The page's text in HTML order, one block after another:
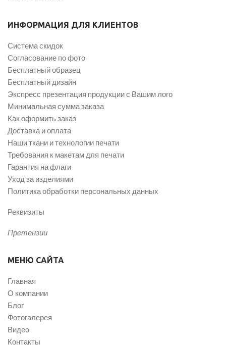
ИНФОРМАЦИЯ ДЛЯ КЛИЕНТОВ
Система скидок
Согласование по фото
Бесплатный образец
Бесплатный дизайн
Экспресс презентация продукции с Вашим лого
Минимальная сумма заказа
Как оформить заказ
Доставка и оплата
Наши ткани и технологии печати
Требования к макетам для печати
Гарантия на флаги
Уход за изделиями
Политика обработки персональных данных
Реквизиты
Претензии
МЕНЮ САЙТА
Главная
О компании
Блог
Фотогалерея
Видео
Контакты